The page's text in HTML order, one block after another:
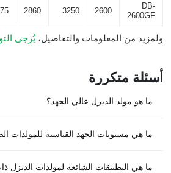
DB-
2600GF
2600
3250
2860
ولمزيد من المعلومات والتفاصيل،يُرجى
أسئلة متكررة
ما هو مولد الديزل عالي الجهد؟
ما هي مستويات الجهد القياسية للمولدات
ما هي التطبيقات الشائعة لمولدات الديزل